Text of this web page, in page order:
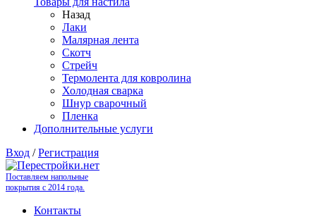
Назад
Лаки
Малярная лента
Скотч
Стрейч
Термолента для ковролина
Холодная сварка
Шнур сварочный
Пленка
Дополнительные услуги
Вход /Регистрация
Поставляем напольные
покрытия с 2014 года.
Контакты